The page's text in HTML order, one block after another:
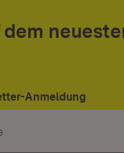
Anmeldung